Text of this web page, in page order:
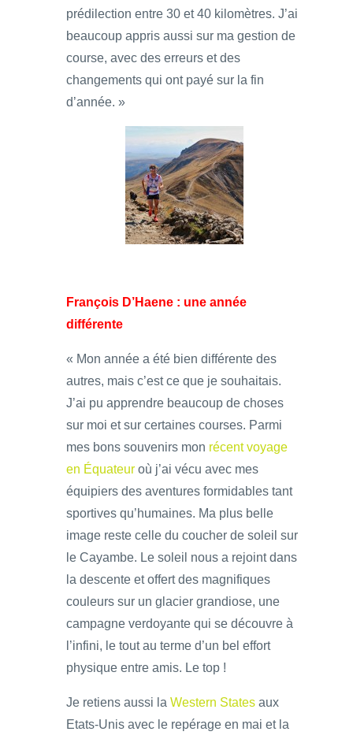
prédilection entre 30 et 40 kilomètres. J’ai
beaucoup appris aussi sur ma gestion de
course, avec des erreurs et des
changements qui ont payé sur la fin
d’année. »
François D’Haene : une année
différente
« Mon année a été bien différente des
autres, mais c’est ce que je souhaitais.
J’ai pu apprendre beaucoup de choses
sur moi et sur certaines courses. Parmi
mes bons souvenirs mon récent voyage
en Équateur où j’ai vécu avec mes
équipiers des aventures formidables tant
sportives qu’humaines. Ma plus belle
image reste celle du coucher de soleil sur
le Cayambe. Le soleil nous a rejoint dans
la descente et offert des magnifiques
couleurs sur un glacier grandiose, une
campagne verdoyante qui se découvre à
l’infini, le tout au terme d’un bel effort
physique entre amis. Le top !
Je retiens aussi la Western States aux
Etats-Unis avec le repérage en mai et la